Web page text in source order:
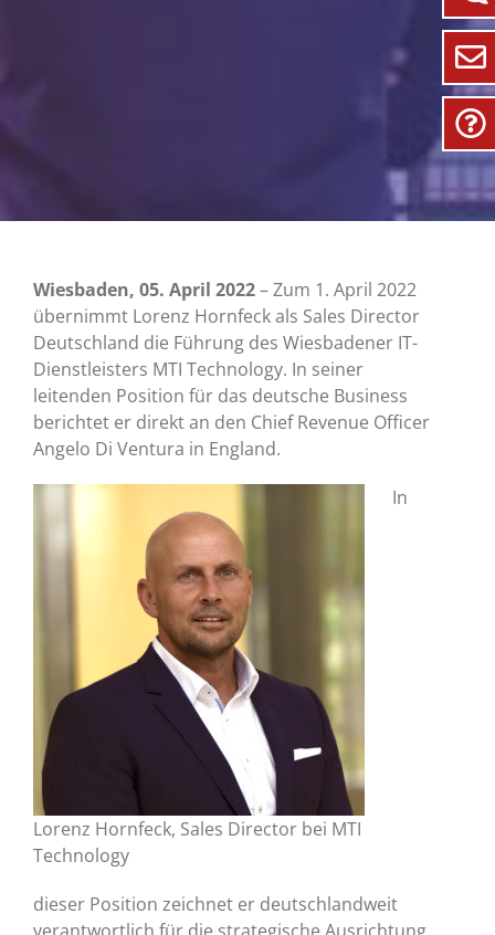
Wiesbaden, 05. April 2022– Zum 1. April 2022
übernimmt Lorenz Hornfeck als Sales Director
Deutschland die Führung des Wiesbadener IT-
Dienstleisters MTI Technology. In seiner
leitenden Position für das deutsche Business
berichtet er direkt an den Chief Revenue Officer
Angelo Di Ventura in England.
Lorenz Hornfeck, Sales Director bei MTI
Technology
In
dieser Position zeichnet er deutschlandweit
verantwortlich für die strategische Ausrichtung